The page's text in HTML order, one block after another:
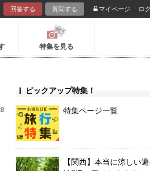
回答する 質問する マイページ ロ
特集を見る
ピックアップ特集！
特集ページ一覧
【関西】本当に涼しい